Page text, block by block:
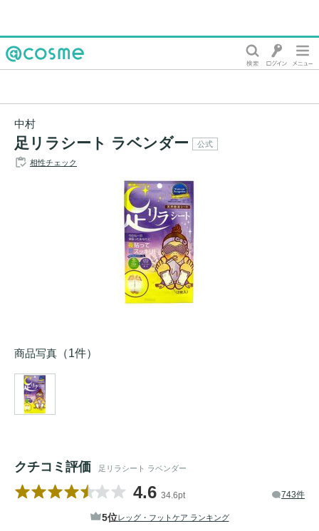
中村
足リラシート ラベンダー 公式
相性チェック
商品写真 （1件）
クチコミ評価 足リラシート ラベンダー
4.6 34.6pt 743件
5位レッグ・フットケア ランキング